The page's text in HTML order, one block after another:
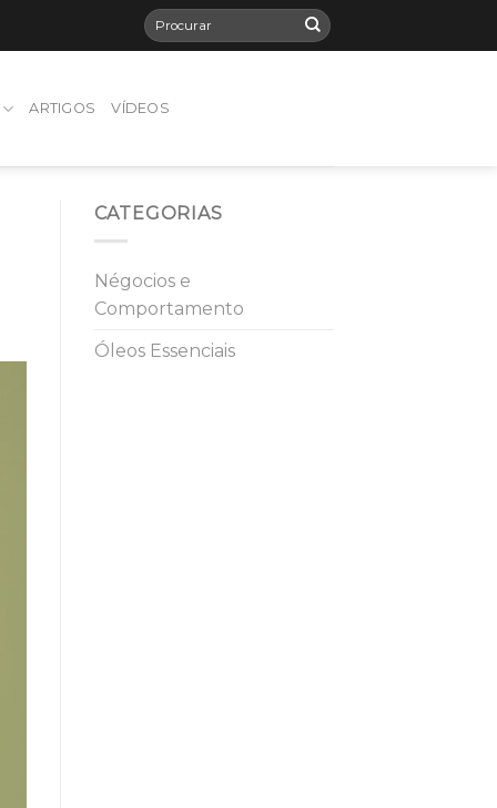
ARTIGOS VÍDEOS
CATEGORIAS
Négocios e
Comportamento
Óleos Essenciais